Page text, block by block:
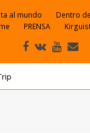
al mundo Dentro
PRENSA
Facebook
VK